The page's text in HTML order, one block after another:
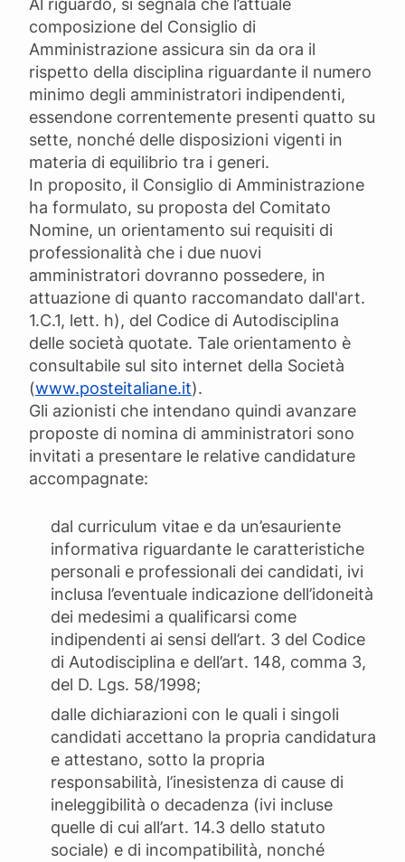
Al riguardo, si segnala che l’attuale
composizione del Consiglio di
Amministrazione assicura sin da ora il
rispetto della disciplina riguardante il numero
minimo degli amministratori indipendenti,
essendone correntemente presenti quatto su
sette, nonché delle disposizioni vigenti in
materia di equilibrio tra i generi.
In proposito, il Consiglio di Amministrazione
ha formulato, su proposta del Comitato
Nomine, un orientamento sui requisiti di
professionalità che i due nuovi
amministratori dovranno possedere, in
attuazione di quanto raccomandato dall'art.
1.C.1, lett. h), del Codice di Autodisciplina
delle società quotate. Tale orientamento è
consultabile sul sito internet della Società
(www.posteitaliane.it).
Gli azionisti che intendano quindi avanzare
proposte di nomina di amministratori sono
invitati a presentare le relative candidature
accompagnate:
dal curriculum vitae e da un’esauriente
informativa riguardante le caratteristiche
personali e professionali dei candidati, ivi
inclusa l’eventuale indicazione dell’idoneità
dei medesimi a qualificarsi come
indipendenti ai sensi dell’art. 3 del Codice
di Autodisciplina e dell’art. 148, comma 3,
del D. Lgs. 58/1998;
dalle dichiarazioni con le quali i singoli
candidati accettano la propria candidatura
e attestano, sotto la propria
responsabilità, l’inesistenza di cause di
ineleggibilità o decadenza (ivi incluse
quelle di cui all’art. 14.3 dello statuto
sociale) e di incompatibilità, nonché